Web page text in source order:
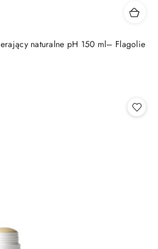
naturalne pH 150 ml– Flagolie